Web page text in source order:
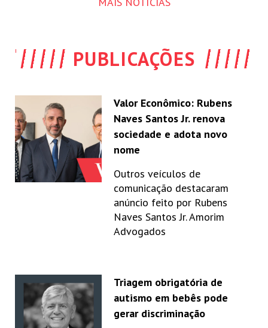
PUBLICAÇÕES
Valor Econômico: Rubens
Naves Santos Jr. renova
sociedade e adota novo
nome
Outros veículos de
comunicação destacaram
anúncio feito por Rubens
Naves Santos Jr. Amorim
Advogados
Triagem obrigatória de
autismo em bebês pode
gerar discriminação